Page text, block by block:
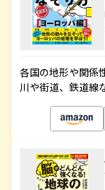
各国の地形や関係
川や街道、鉄道線